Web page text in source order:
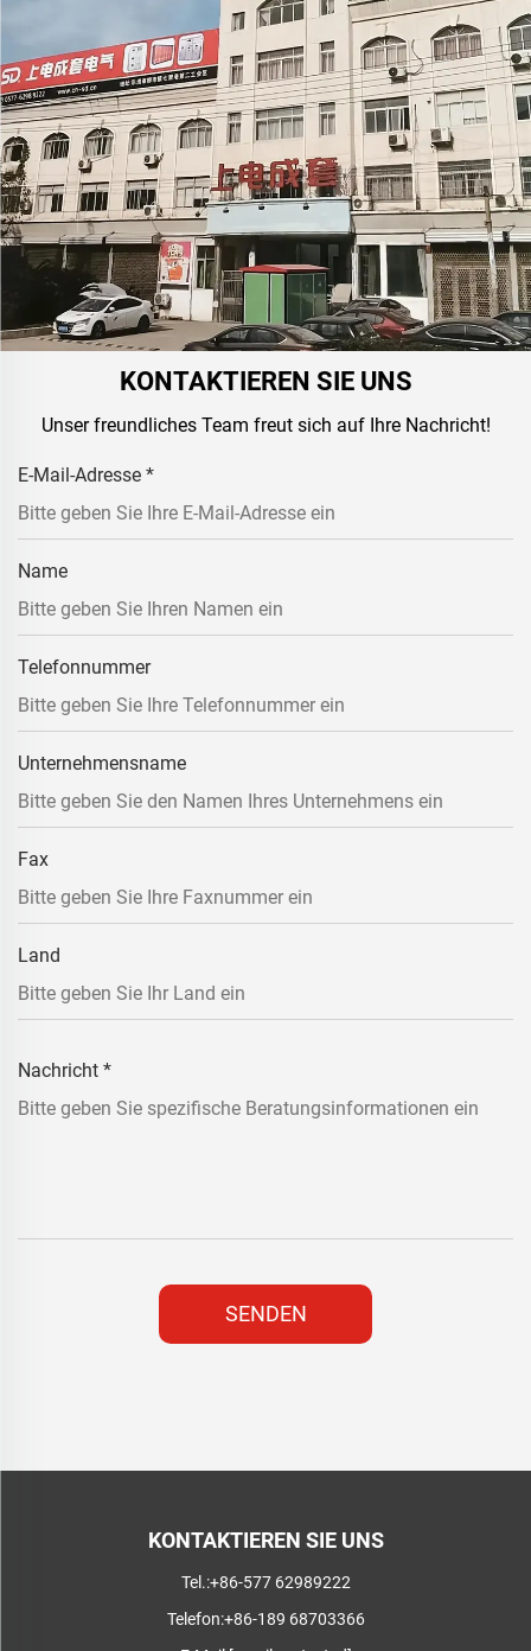
KONTAKTIEREN SIE UNS
Unser freundliches Team freut sich auf Ihre Nachricht!
E-Mail-Adresse *
Name
Telefonnummer
Unternehmensname
Fax
Land
Nachricht *
SENDEN
KONTAKTIEREN SIE UNS
Tel.:+86-577 62989222
Telefon:+86-189 68703366